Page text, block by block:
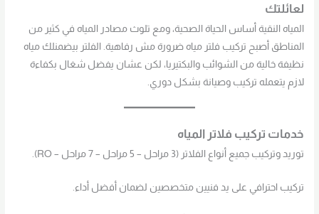
لعائلتك
المياه النقية أساس الحياة الصحية، ومع تلوث مصادر المياه في كثير من
المناطق أصبح تركيب فلتر مياه ضرورة مش رفاهية. الفلتر بيضمنلك مياه
نظيفة خالية من الشوائب والبكتيريا، لكن عشان يفضل شغال بكفاءة
لازم يتعمله تركيب وصيانة بشكل دوري.
خدمات تركيب فلاتر المياه
توريد وتركيب جميع أنواع الفلاتر (3 مراحل – 5 مراحل – 7 مراحل – RO).
تركيب احترافي على يد فنيين متخصصين لضمان أفضل أداء.